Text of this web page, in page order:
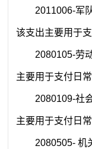
2011006-军
该支出主要用于
2080105-劳
主要用于支付 日
2080109-社
主要用于支付 日
2080505-机